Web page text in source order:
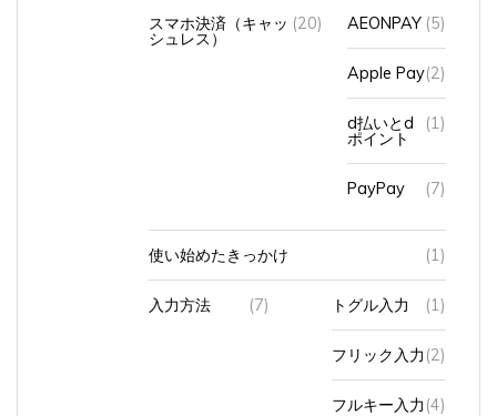
スマホ決済（キャッ
シュレス）
(20) AEONPAY (5)
Apple Pay(2)
d払いとd
ポイント
(1)
PayPay (7)
使い始めたきっかけ (1)
入力方法 (7) トグル入力 (1)
フリック入力 (2)
フルキー入力 (4)